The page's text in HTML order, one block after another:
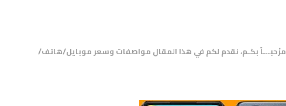
مرْحبـــاً بكـم، نقدم لكم في هذا المقال مواصفات وسعر موبايل/هاتف/